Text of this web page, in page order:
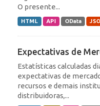
O presente...
HTML API OData
Expectativas de
Estatísticas calculadas
expectativas de
recursos e demais
distribuidoras,...